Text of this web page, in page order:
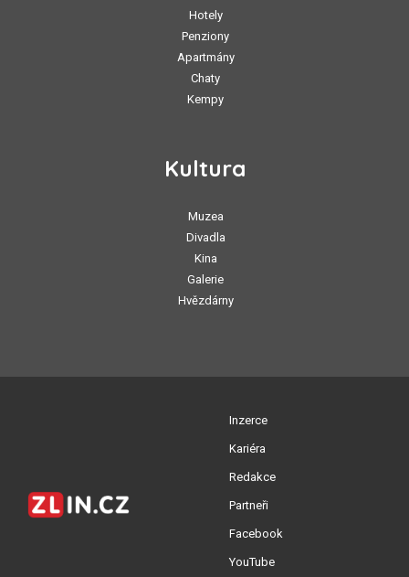
Hotely
Penziony
Apartmány
Chaty
Kempy
Kultura
Muzea
Divadla
Kina
Galerie
Hvězdárny
Inzerce
Kariéra
Redakce
Partneři
Facebook
YouTube